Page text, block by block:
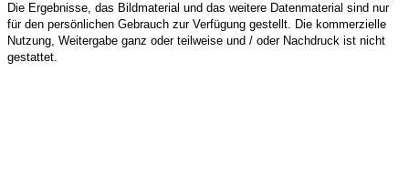
Die Ergebnisse, das Bildmaterial und das weitere Datenmaterial sind nur
für den persönlichen Gebrauch zur Verfügung gestellt. Die kommerzielle
Nutzung, Weitergabe ganz oder teilweise und / oder Nachdruck ist nicht
gestattet.